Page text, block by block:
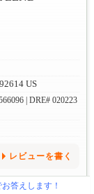
92614 US
| DRE# 020223
レビューを書く
答えします！